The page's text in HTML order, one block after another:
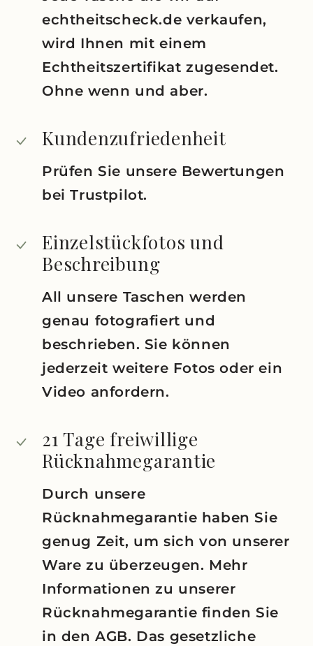
echtheitscheck.de verkaufen,
wird Ihnen mit einem
Echtheitszertifikat zugesendet.
Ohne wenn und aber.
Kundenzufriedenheit
Prüfen Sie unsere Bewertungen
bei Trustpilot.
Einzelstückfotos und
Beschreibung
All unsere Taschen werden
genau fotografiert und
beschrieben. Sie können
jederzeit weitere Fotos oder ein
Video anfordern.
21 Tage freiwillige
Rücknahmegarantie
Durch unsere
Rücknahmegarantie haben Sie
genug Zeit, um sich von unserer
Ware zu überzeugen. Mehr
Informationen zu unserer
Rücknahmegarantie finden Sie
in den AGB. Das gesetzliche